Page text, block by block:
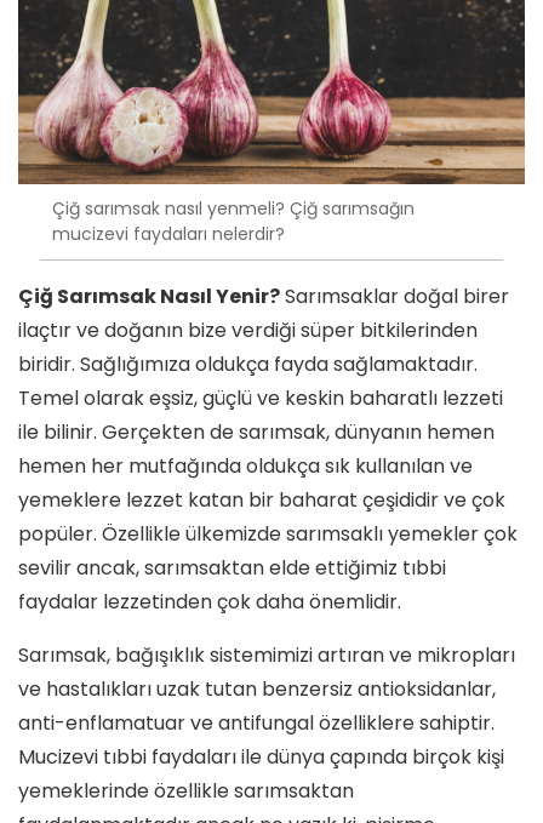
Çiğ sarımsak nasıl yenmeli? Çiğ sarımsağın
mucizevi faydaları nelerdir?
Çiğ Sarımsak Nasıl Yenir?Sarımsaklar doğal birer
ilaçtır ve doğanın bize verdiği süper bitkilerinden
biridir. Sağlığımıza oldukça fayda sağlamaktadır.
Temel olarak eşsiz, güçlü ve keskin baharatlı lezzeti
ile bilinir. Gerçekten de sarımsak, dünyanın hemen
hemen her mutfağında oldukça sık kullanılan ve
yemeklere lezzet katan bir baharat çeşididir ve çok
popüler. Özellikle ülkemizde sarımsaklı yemekler çok
sevilir ancak, sarımsaktan elde ettiğimiz tıbbi
faydalar lezzetinden çok daha önemlidir.
Sarımsak, bağışıklık sistemimizi artıran ve mikropları
ve hastalıkları uzak tutan benzersiz antioksidanlar,
anti-enflamatuar ve antifungal özelliklere sahiptir.
Mucizevi tıbbi faydaları ile dünya çapında birçok kişi
yemeklerinde özellikle sarımsaktan